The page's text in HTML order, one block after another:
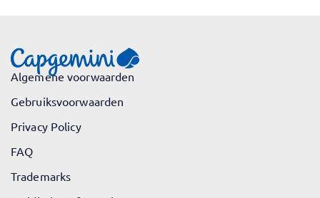
Algemene voorwaarden
Gebruiksvoorwaarden
Privacy Policy
FAQ
Trademarks